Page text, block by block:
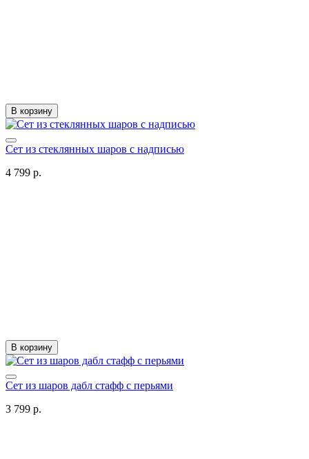
В корзину
Сет из стеклянных шаров с надписью
4 799 р.
В корзину
Сет из шаров дабл стафф с перьями
3 799 р.